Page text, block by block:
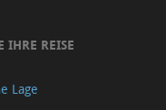
IHRE REISE
Lage